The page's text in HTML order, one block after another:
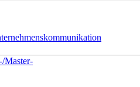
Master-